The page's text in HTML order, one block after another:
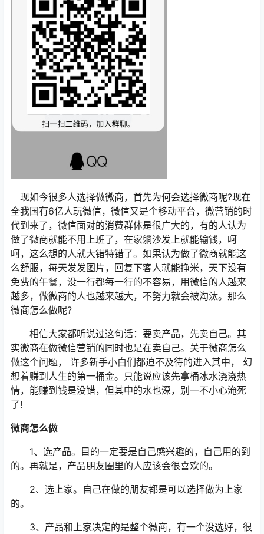
现如今很多人选择做微商，首先为何会选择微商呢?现在
全我国有6亿人玩微信，微信又是个移动平台，微营销的时
代到来了，微信面对的消费群体是很广大的，有的人认为
做了微商就能不用上班了，在家躺沙发上就能输钱，呵
呵，这么想的人就大错特错了。如果认为做了微商就能这
么舒服，每天发发图片，回复下客人就能挣米，天下没有
免费的午餐，没一行都每一行的不容易，用微信的人越来
越多，做微商的人也越来越大，不努力就会被淘汰。那么
微商怎么做呢?
相信大家都听说过这句话：要卖产品，先卖自己。其
实微商在做微信营销的同时也是在卖自己。关于微商怎么
做这个问题， 许多新手小白们都迫不及待的进入其中， 幻
想着赚到人生的第一桶金。只能说应该先拿桶冰水浇浇热
情，能赚到钱是没错，但其中的水也深，别一不小心淹死
了!
微商怎么做
1、选产品。目的一定要是自己感兴趣的，自己用的到
的。再就是，产品朋友圈里的人应该会很喜欢的。
2、选上家。自己在做的朋友都是可以选择做为上家
的。
3、产品和上家决定的是整个微商，有一个没选好，很